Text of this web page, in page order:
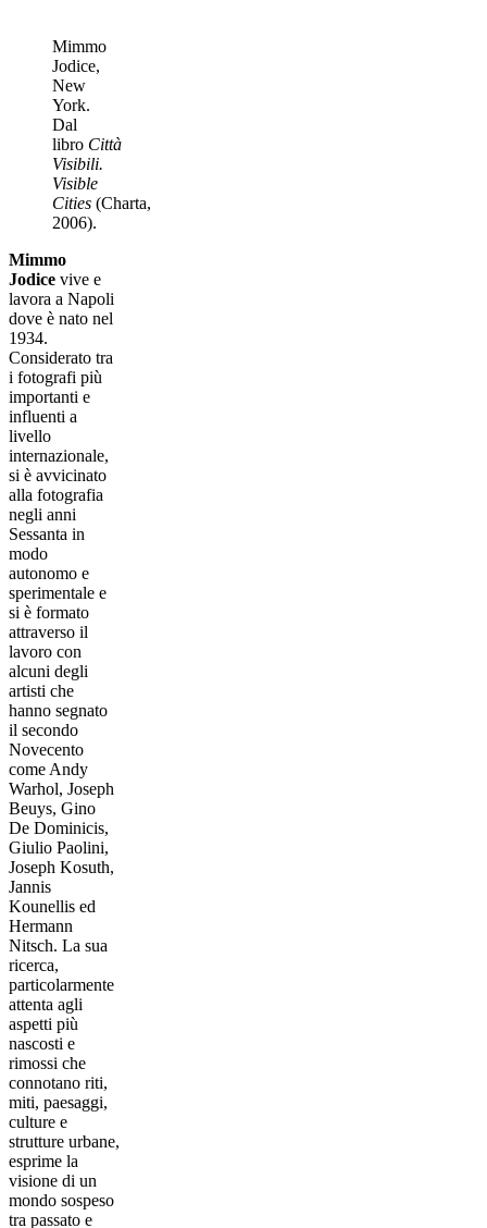
Mimmo
Jodice,
New
York.
Dal
libro Città
Visibili.
Visible
Cities (Charta,
2006).
Mimmo
Jodice vive e
lavora a Napoli
dove è nato nel
1934.
Considerato tra
i fotografi più
importanti e
influenti a
livello
internazionale,
si è avvicinato
alla fotografia
negli anni
Sessanta in
modo
autonomo e
sperimentale e
si è formato
attraverso il
lavoro con
alcuni degli
artisti che
hanno segnato
il secondo
Novecento
come Andy
Warhol, Joseph
Beuys, Gino
De Dominicis,
Giulio Paolini,
Joseph Kosuth,
Jannis
Kounellis ed
Hermann
Nitsch. La sua
ricerca,
particolarmente
attenta agli
aspetti più
nascosti e
rimossi che
connotano riti,
miti, paesaggi,
culture e
strutture urbane,
esprime la
visione di un
mondo sospeso
tra passato e